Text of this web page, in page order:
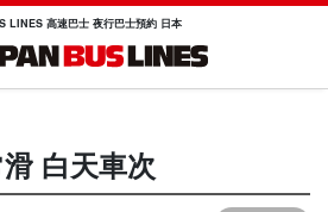
LINES 高速巴士 夜行巴士預約 日本
白天車次